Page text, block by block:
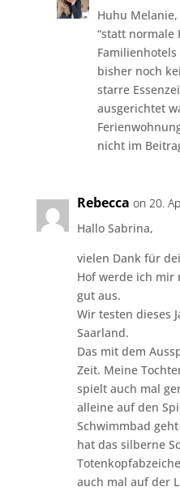
Huhu
“statt normale
bisher noch
starre
ausgerichtet
nicht im
Rebecca on 20.
Hallo Sabrina,
vielen Dank für
Hof werde ich mir
gut aus.
Wir testen dieses
Saarland.
Das mit dem
Zeit. Meine
spielt auch mal
alleine auf den
Schwimmbad
hat das silberne
auch mal auf der